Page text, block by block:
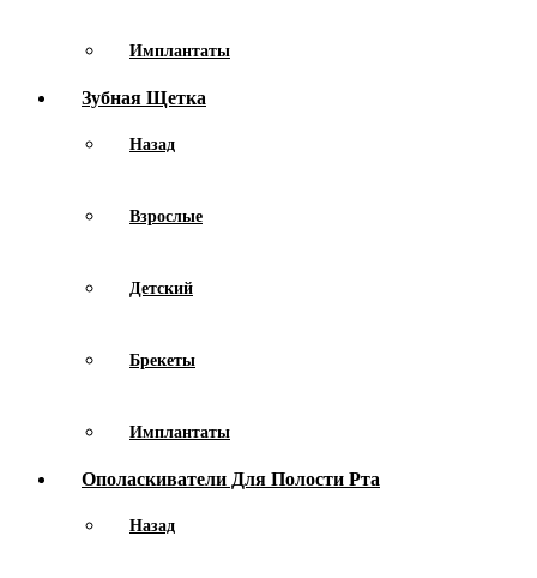
Имплантаты
Зубная Щетка
Назад
Взрослые
Детский
Брекеты
Имплантаты
Ополаскиватели Для Полости Рта
Назад